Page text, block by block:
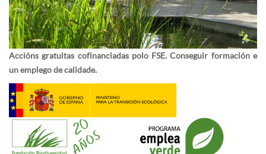
Accións gratuitas cofinanciadas polo FSE. Conseguir formación e
un emplego de calidade.